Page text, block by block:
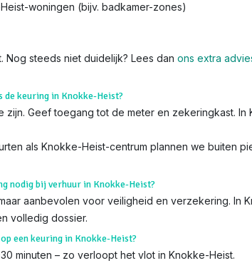
woningen (bijv. badkamer-zones)
Nog steeds niet duidelijk? Lees dan ons extra
keuring in Knokke-Heist?
zijn. Geef toegang tot de meter en zekeringkast.
als Knokke-Heist-centrum plannen we buiten
nodig bij verhuur in Knokke-Heist?
aanbevolen voor veiligheid en verzekering. In
volledig dossier.
een keuring in Knokke-Heist?
minuten – zo verloopt het vlot in Knokke-Heist.